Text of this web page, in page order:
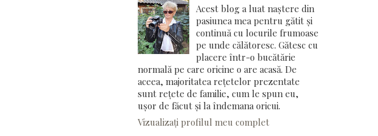
Acest blog a luat naștere din
pasiunea mea pentru gătit și
continuă cu locurile frumoase
pe unde călătoresc. Gătesc cu
placere într-o bucătărie
normală pe care oricine o are acasă. De
aceea, majoritatea rețetelor prezentate
sunt rețete de familie, cum le spun eu,
ușor de făcut și la îndemana oricui.
Vizualizați profilul meu complet